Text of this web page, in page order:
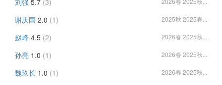
刘强 5.7 (3)
谢庆国 2.0 (1) 2025秋 2025春...
赵峰 4.5 (2) 2026春 2025秋...
孙亮 1.0 (1) 2026春 2025秋...
魏玖长 1.0 (1) 2026春 2025秋...